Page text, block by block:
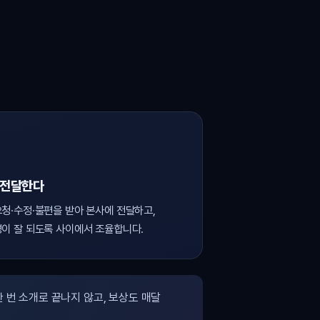
달한다
·수정·불편을 받아 본사에 전달하고,
잘 되도록 사이에서 조율합니다.
번 소개로 끝나지 않고, 보상도 매달